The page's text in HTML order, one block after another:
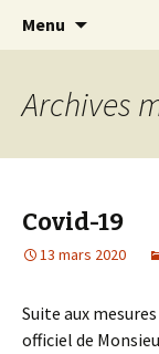
Club d
Les échecs
Menu
Archives
Covid-19
13 mars 2020
Suite aux
officiel de